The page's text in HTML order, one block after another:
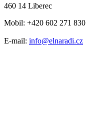
460 14 Liberec
Mobil: +420 602 271 830
E-mail: info@elnaradi.cz